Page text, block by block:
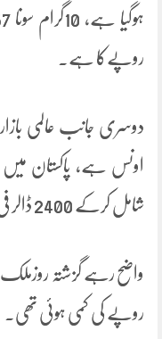
روپےکا ہے۔
شامل کرکے 2400 ڈالر فی اونس ہے۔
روپے کی کمی ہوئی تھی۔